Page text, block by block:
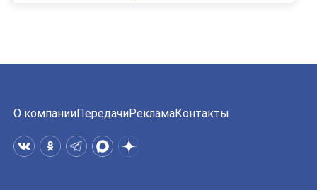
О компанииПередачиРекламаКонтакты